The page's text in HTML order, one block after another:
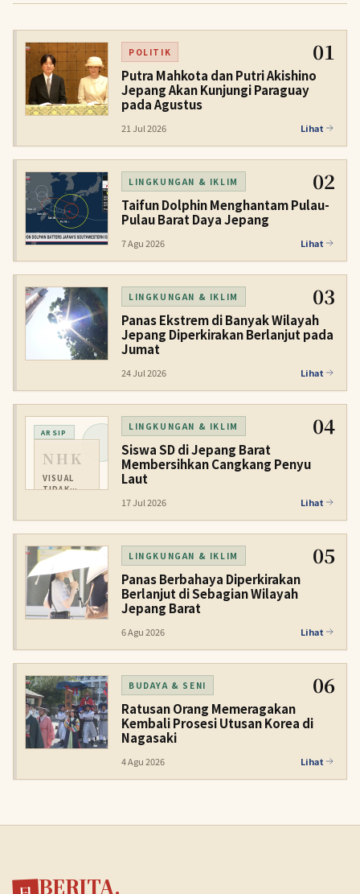
POLITIK 01
Putra Mahkota dan Putri Akishino
Jepang Akan Kunjungi Paraguay
pada Agustus
21 Jul 2026 Lihat
LINGKUNGAN & IKLIM 02
Taifun Dolphin Menghantam Pulau-
Pulau Barat Daya Jepang
7 Agu 2026 Lihat
LINGKUNGAN & IKLIM 03
Panas Ekstrem di Banyak Wilayah
Jepang Diperkirakan Berlanjut pada
Jumat
24 Jul 2026 Lihat
ARSIP
NHK
VISUAL
TIDAK
LINGKUNGAN & IKLIM 04
Siswa SD di Jepang Barat
Membersihkan Cangkang Penyu
Laut
17 Jul 2026 Lihat
LINGKUNGAN & IKLIM 05
Panas Berbahaya Diperkirakan
Berlanjut di Sebagian Wilayah
Jepang Barat
6 Agu 2026 Lihat
BUDAYA & SENI 06
Ratusan Orang Memeragakan
Kembali Prosesi Utusan Korea di
Nagasaki
4 Agu 2026 Lihat
BERITA.